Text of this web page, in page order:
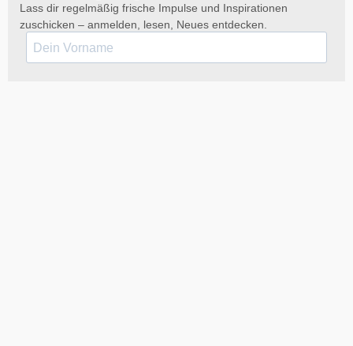
Lass dir regelmäßig frische Impulse und Inspirationen
zuschicken – anmelden, lesen, Neues entdecken.